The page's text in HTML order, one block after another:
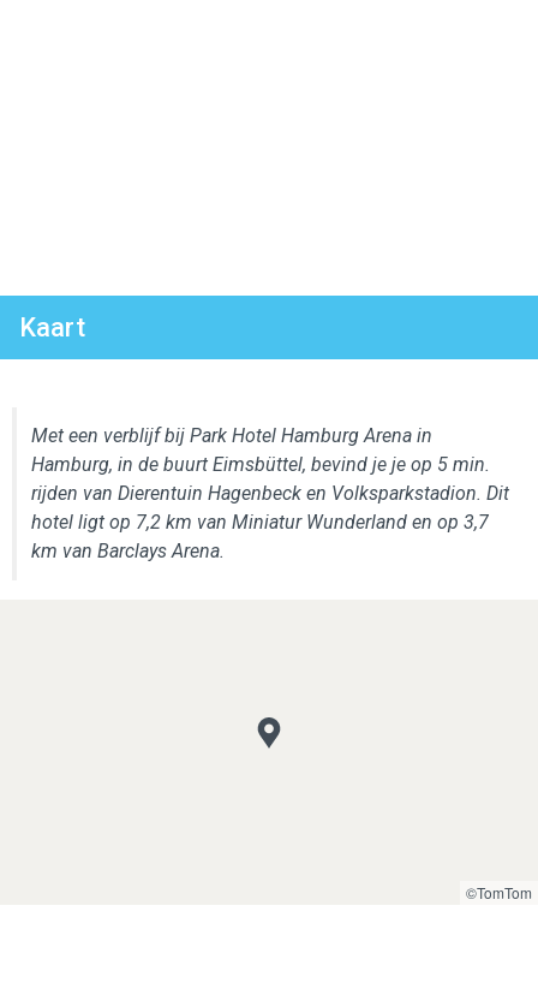
Kaart
Met een verblijf bij Park Hotel Hamburg Arena in
Hamburg, in de buurt Eimsbüttel, bevind je je op 5 min.
rijden van Dierentuin Hagenbeck en Volksparkstadion. Dit
hotel ligt op 7,2 km van Miniatur Wunderland en op 3,7
km van Barclays Arena.
©TomTom